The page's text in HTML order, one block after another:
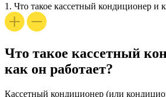
1. Что такое кассетный кондиционер и
Что такое кассетный
как он работает?
Кассетный кондиционер (или